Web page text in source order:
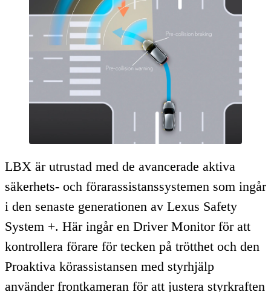
LBX är utrustad med de avancerade aktiva
säkerhets- och förarassistanssystemen som ingår
i den senaste generationen av Lexus Safety
System +. Här ingår en Driver Monitor för att
kontrollera förare för tecken på trötthet och den
Proaktiva körassistansen med styrhjälp
använder frontkameran för att justera styrkraften